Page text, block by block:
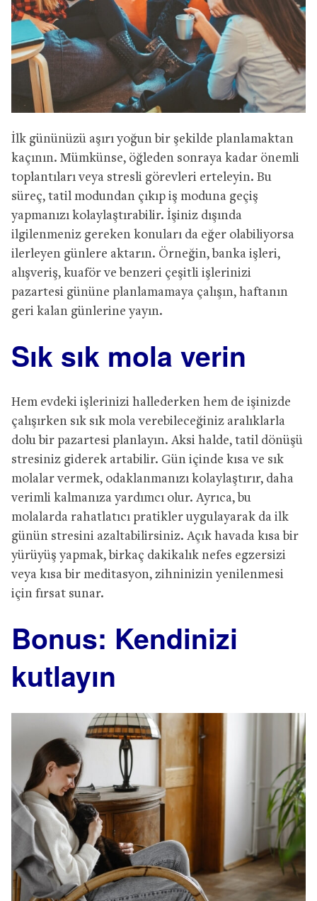
İlk gününüzü aşırı yoğun bir şekilde planlamaktan
kaçının. Mümkünse, öğleden sonraya kadar önemli
toplantıları veya stresli görevleri erteleyin. Bu
süreç, tatil modundan çıkıp iş moduna geçiş
yapmanızı kolaylaştırabilir. İşiniz dışında
ilgilenmeniz gereken konuları da eğer olabiliyorsa
ilerleyen günlere aktarın. Örneğin, banka işleri,
alışveriş, kuaför ve benzeri çeşitli işlerinizi
pazartesi gününe planlamamaya çalışın, haftanın
geri kalan günlerine yayın.
Sık sık mola verin
Hem evdeki işlerinizi hallederken hem de işinizde
çalışırken sık sık mola verebileceğiniz aralıklarla
dolu bir pazartesi planlayın. Aksi halde, tatil dönüşü
stresiniz giderek artabilir. Gün içinde kısa ve sık
molalar vermek, odaklanmanızı kolaylaştırır, daha
verimli kalmanıza yardımcı olur. Ayrıca, bu
molalarda rahatlatıcı pratikler uygulayarak da ilk
günün stresini azaltabilirsiniz. Açık havada kısa bir
yürüyüş yapmak, birkaç dakikalık nefes egzersizi
veya kısa bir meditasyon, zihninizin yenilenmesi
için fırsat sunar.
Bonus: Kendinizi
kutlayın